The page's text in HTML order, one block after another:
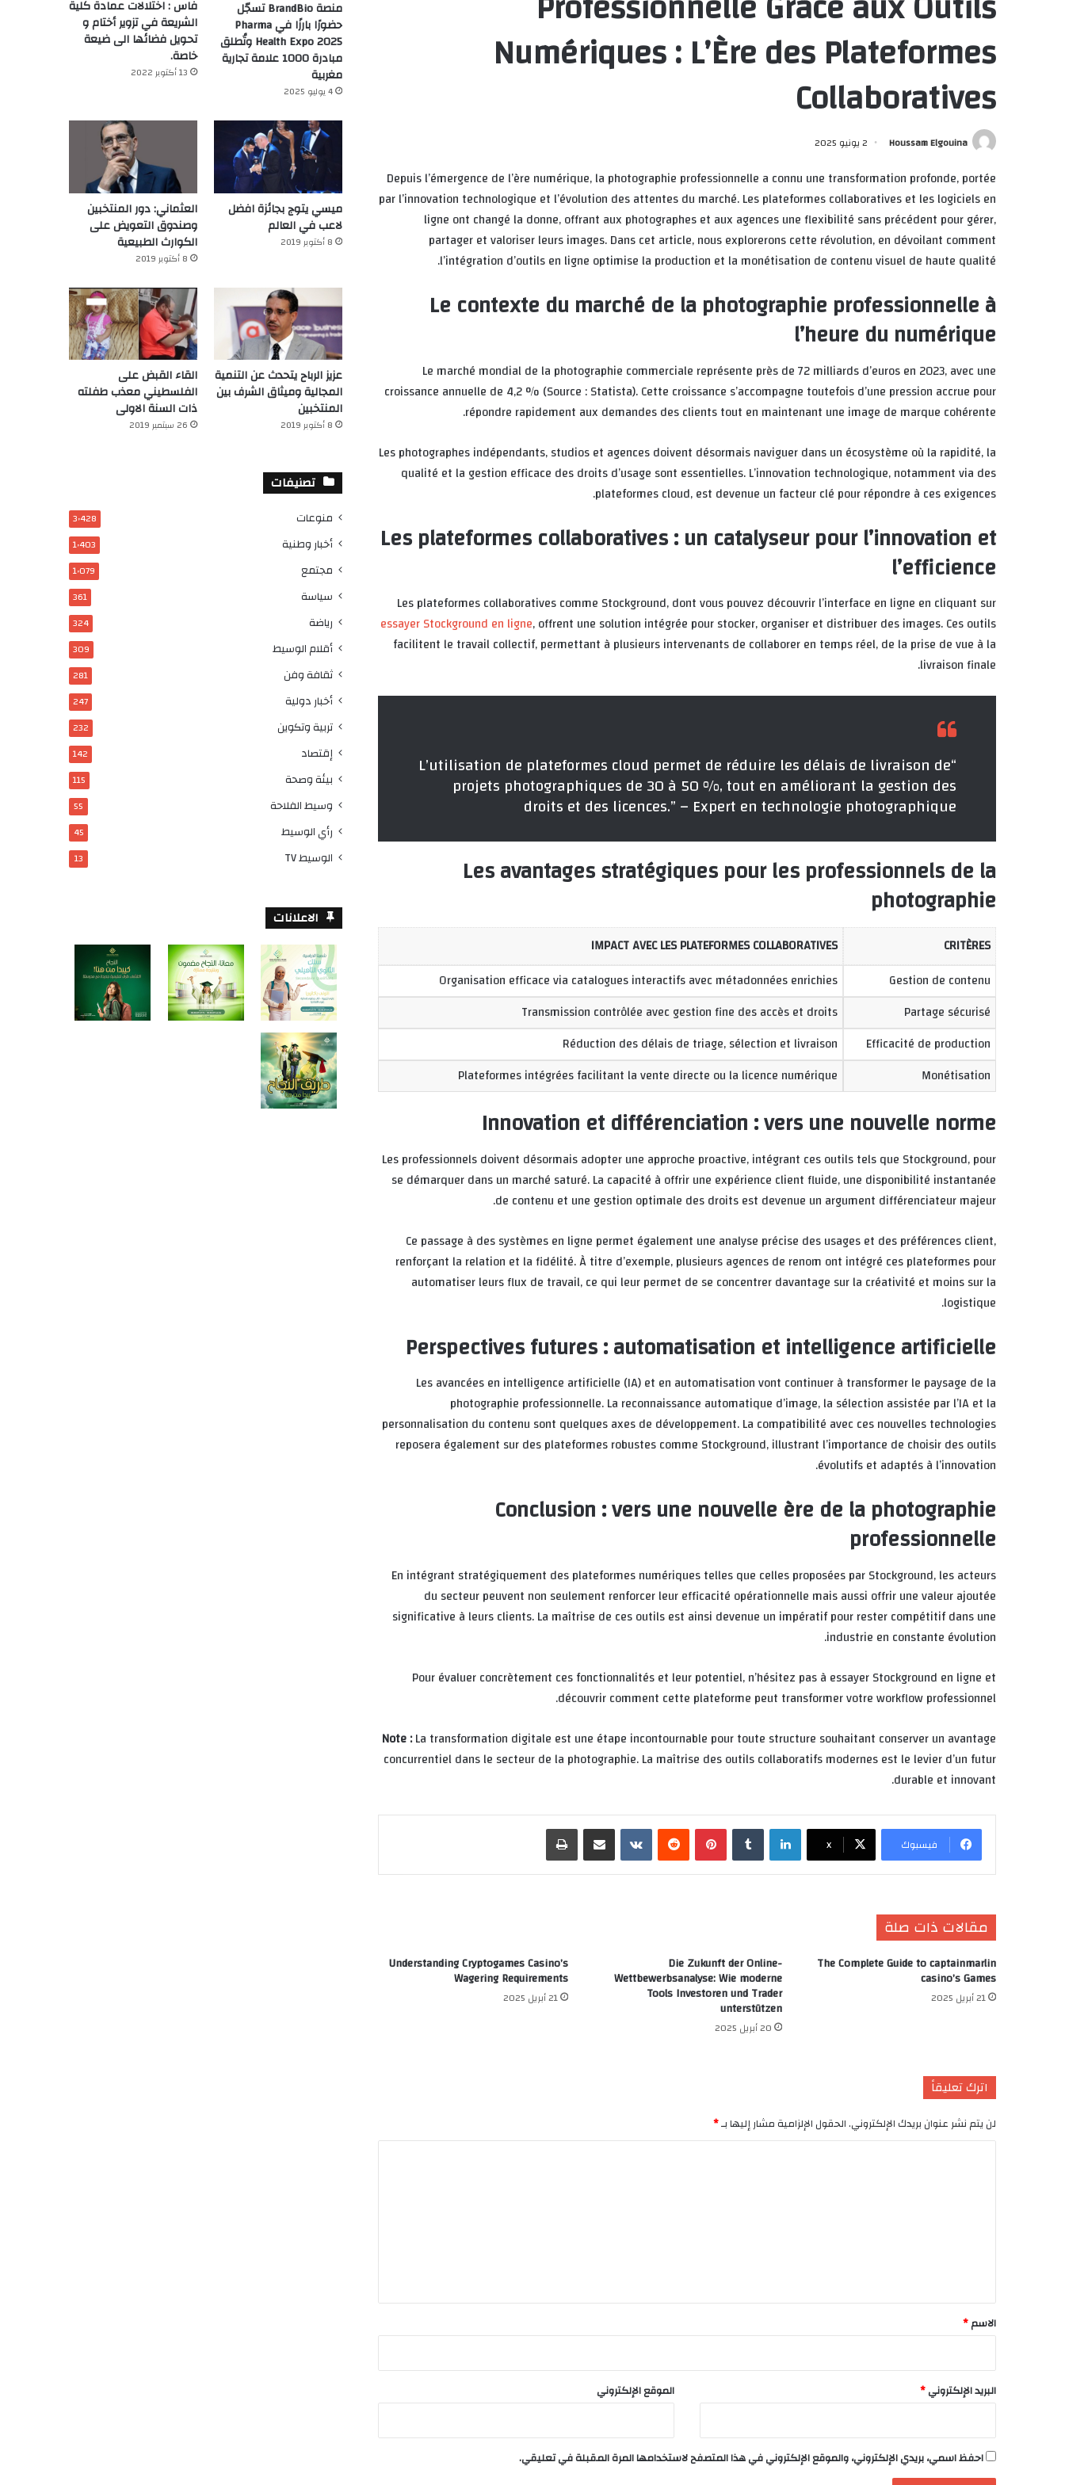
Numériques : L’Ère des Plateformes
Collaboratives
Houssam Elgouina 2 يونيو 2025
Depuis l’émergence de l’ère numérique, la photographie professionnelle a connu une transformation profonde, portée
par l’innovation technologique et l’évolution des attentes du marché. Les plateformes collaboratives et les logiciels en
ligne ont changé la donne, offrant aux photographes et aux agences une flexibilité sans précédent pour gérer,
partager et valoriser leurs images. Dans cet article, nous explorerons cette révolution, en dévoilant comment
l’intégration d’outils en ligne optimise la production et la monétisation de contenu visuel de haute qualité.
Le contexte du marché de la photographie professionnelle à
l’heure du numérique
Le marché mondial de la photographie commerciale représente près de72 milliards d’eurosen 2023, avec une
croissance annuelle de 4,2 % (Source : Statista). Cette croissance s’accompagne toutefois d’une pression accrue pour
répondre rapidement aux demandes des clients tout en maintenant une image de marque cohérente.
Les photographes indépendants, studios et agences doivent désormais naviguer dans un écosystème où la rapidité, la
qualité et la gestion efficace des droits d’usage sont essentielles. L’innovation technologique, notamment via des
plateformes cloud, est devenue un facteur clé pour répondre à ces exigences.
Les plateformes collaboratives : un catalyseur pour l’innovation et
l’efficience
Les plateformes collaboratives comme Stockground, dont vous pouvez découvrir l’interface en ligne en cliquant sur
essayer Stockground en ligne, offrent une solution intégrée pour stocker, organiser et distribuer des images. Ces outils
facilitent le travail collectif, permettant à plusieurs intervenants de collaborer en temps réel, de la prise de vue à la
livraison finale.
“L’utilisation de plateformes cloud permet de réduire les délais de livraison de
projets photographiques de 30 à 50 %, tout en améliorant la gestion des
droits et des licences.” – Expert en technologie photographique
Les avantages stratégiques pour les professionnels de la
photographie
CRITÈRES
IMPACT AVEC LES PLATEFORMES COLLABORATIVES
Gestion de contenu
Organisation efficace via catalogues interactifs avec métadonnées enrichies
Partage sécurisé
Transmission contrôlée avec gestion fine des accès et droits
Efficacité de production
Réduction des délais de triage, sélection et livraison
Monétisation
Plateformes intégrées facilitant la vente directe ou la licence numérique
Innovation et différenciation : vers une nouvelle norme
Les professionnels doivent désormais adopter une approche proactive, intégrant ces outils tels que Stockground, pour
se démarquer dans un marché saturé. La capacité à offrir une expérience client fluide, une disponibilité instantanée
de contenu et une gestion optimale des droits est devenue un argument différenciateur majeur.
Ce passage à des systèmes en ligne permet également une analyse précise des usages et des préférences client,
renforçant la relation et la fidélité. À titre d’exemple, plusieurs agences de renom ont intégré ces plateformes pour
automatiser leurs flux de travail, ce qui leur permet de se concentrer davantage sur la créativité et moins sur la
logistique.
Perspectives futures : automatisation et intelligence artificielle
Les avancées en intelligence artificielle (IA) et en automatisation vont continuer à transformer le paysage de la
photographie professionnelle. La reconnaissance automatique d’image, la sélection assistée par l’IA et la
personnalisation du contenu sont quelques axes de développement. La compatibilité avec ces nouvelles technologies
reposera également sur des plateformes robustes comme Stockground, illustrant l’importance de choisir des outils
évolutifs et adaptés à l’innovation.
Conclusion : vers une nouvelle ère de la photographie
professionnelle
En intégrant stratégiquement des plateformes numériques telles que celles proposées par Stockground, les acteurs
du secteur peuvent non seulement renforcer leur efficacité opérationnelle mais aussi offrir une valeur ajoutée
significative à leurs clients. La maîtrise de ces outils est ainsi devenue un impératif pour rester compétitif dans une
industrie en constante évolution.
Pour évaluer concrètement ces fonctionnalités et leur potentiel, n’hésitez pas à essayer Stockground en ligne et
découvrir comment cette plateforme peut transformer votre workflow professionnel.
Note :La transformation digitale est une étape incontournable pour toute structure souhaitant conserver un avantage
concurrentiel dans le secteur de la photographie. La maîtrise des outils collaboratifs modernes est le levier d’un futur
durable et innovant.
فيسبوك X
لينكدإن بينتيريست
مقالات ذات صلة
The Complete Guide to captainmarlin
casino’s Games
21 أبريل 2025
Die Zukunft der Online-
Wettbewerbsanalyse: Wie moderne
Tools Investoren und Trader
unterstützen
20 أبريل 2025
Understanding Cryptogames Casino’s
Wagering Requirements
21 أبريل 2025
اترك تعليقاً
لن يتم نشر عنوان بريدك الإلكتروني.الحقول الإلزامية مشار إليها بـ*
*
الاسم*
البريد الإلكتروني* الموقع الإلكتروني
احفظ اسمي، بريدي الإلكتروني، والموقع الإلكتروني في هذا المتصفح لاستخدامها المرة المقبلة في تعليقي.
منصة BrandBio تسجّل
حضورًا بارزًا في Pharma
Health Expo 2025 وتُطلق
مبادرة 1000 علامة تجارية
مغربية
4 يوليو 2025
فاس : اختلالات عمادة كلية
الشريعة في تزوير أختام و
تحويل فضائها الى ضيعة
خاصة.
13 أكتوبر 2022
ميسي يتوج بجائزة افضل
لاعب في العالم‎
8 أكتوبر 2019
العثماني: دور المنتخبين
وصندوق التعويض على
الكوارث الطبيعية
8 أكتوبر 2019
عزيز الرباح يتحدث عن التنمية
المجالية وميثاق الشرف بين
المنتخبين
8 أكتوبر 2019
القاء القبض على
الفلسطيني معذب طفلته
ذات السنة الاولى
26 سبتمبر 2019
تصنيفات
منوعات 3٬428
أخبار وطنية 1٬403
مجتمع 1٬079
سياسة 361
رياضة 324
أقلام الوسيط 309
ثقافة وفن 281
أخبار دولية 247
تربية وتكوين 232
إقتصاد 142
بيئة وصحة 115
وسيط الفلاحة 55
رأي الوسيط 45
الوسيط TV 13
الاعلانات